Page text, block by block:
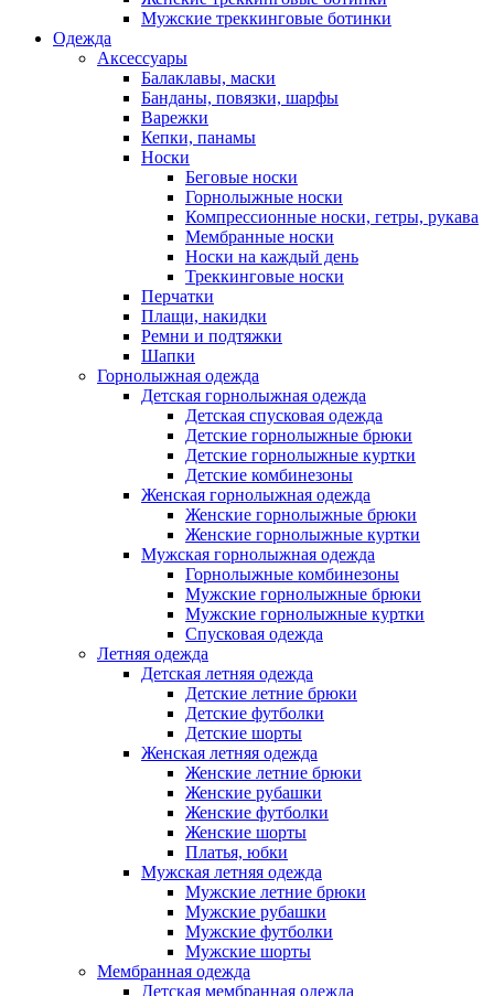
Мужские треккинговые ботинки
Одежда
Аксессуары
Балаклавы, маски
Банданы, повязки, шарфы
Варежки
Кепки, панамы
Носки
Беговые носки
Горнолыжные носки
Компрессионные носки, гетры, рукава
Мембранные носки
Носки на каждый день
Треккинговые носки
Перчатки
Плащи, накидки
Ремни и подтяжки
Шапки
Горнолыжная одежда
Детская горнолыжная одежда
Детская спусковая одежда
Детские горнолыжные брюки
Детские горнолыжные куртки
Детские комбинезоны
Женская горнолыжная одежда
Женские горнолыжные брюки
Женские горнолыжные куртки
Мужская горнолыжная одежда
Горнолыжные комбинезоны
Мужские горнолыжные брюки
Мужские горнолыжные куртки
Спусковая одежда
Летняя одежда
Детская летняя одежда
Детские летние брюки
Детские футболки
Детские шорты
Женская летняя одежда
Женские летние брюки
Женские рубашки
Женские футболки
Женские шорты
Платья, юбки
Мужская летняя одежда
Мужские летние брюки
Мужские рубашки
Мужские футболки
Мужские шорты
Мембранная одежда
Детская мембранная одежда